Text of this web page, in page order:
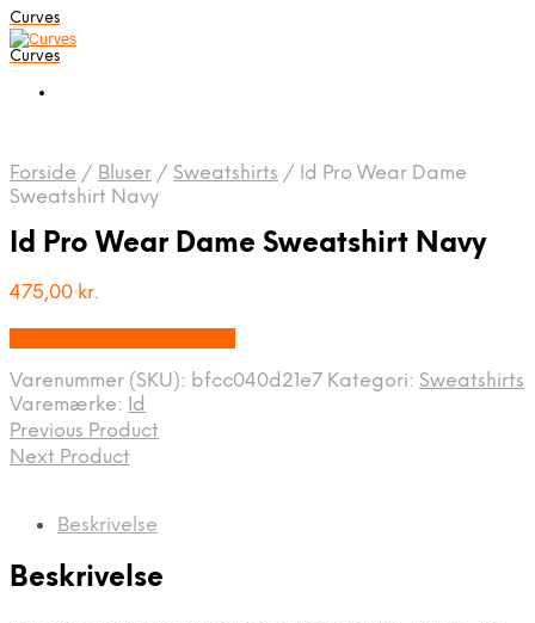
Curves
Curves
Forside / Bluser / Sweatshirts / Id Pro Wear Dame
Sweatshirt Navy
Id Pro Wear Dame Sweatshirt Navy
475,00 kr.
Varenummer (SKU): bfcc040d21e7 Kategori: Sweatshirts
Varemærke: Id
Previous Product
Next Product
Beskrivelse
Beskrivelse